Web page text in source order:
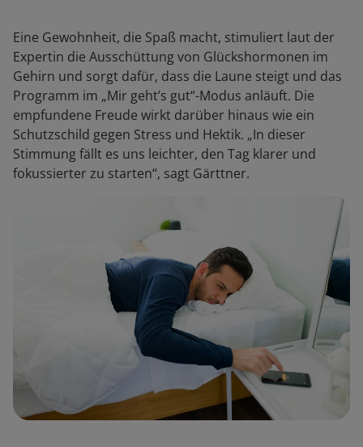
Eine Gewohnheit, die Spaß macht, stimuliert laut der
Expertin die Ausschüttung von Glückshormonen im
Gehirn und sorgt dafür, dass die Laune steigt und das
Programm im „Mir geht’s gut“-Modus anläuft. Die
empfundene Freude wirkt darüber hinaus wie ein
Schutzschild gegen Stress und Hektik. „In dieser
Stimmung fällt es uns leichter, den Tag klarer und
fokussierter zu starten“, sagt Gärttner.